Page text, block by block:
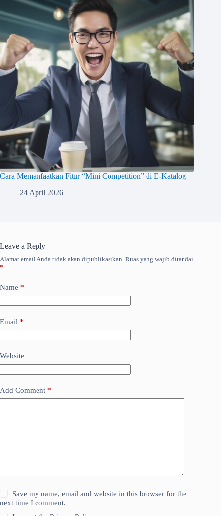
Cara Memanfaatkan Fitur “Mini Competition” di E-Katalog
24 April 2026
Leave a Reply
Alamat email Anda tidak akan dipublikasikan. Ruas yang wajib ditandai
*
Name *
Email *
Website
Add Comment *
Save my name, email and website in this browser for the
next time I comment.